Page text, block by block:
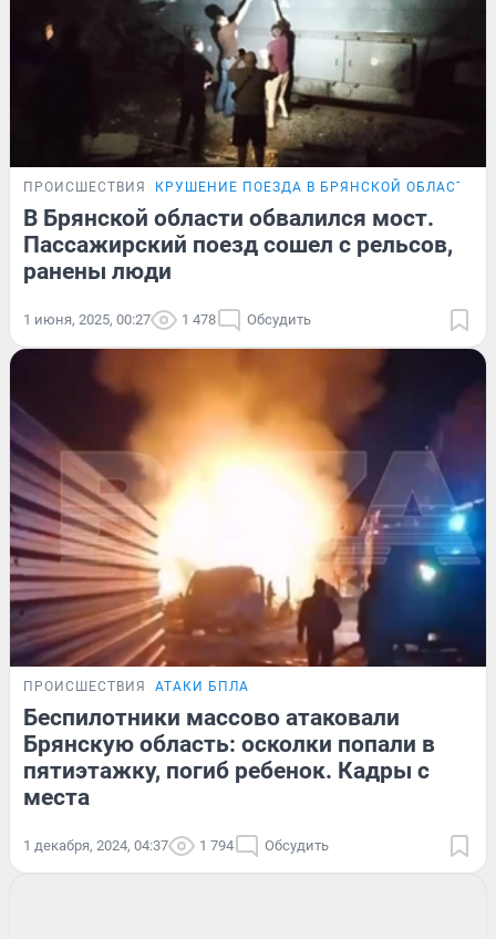
ПРОИСШЕСТВИЯ КРУШЕНИЕ ПОЕЗДА В БРЯНСКОЙ ОБЛАСТИ
В Брянской области обвалился мост.
Пассажирский поезд сошел с рельсов,
ранены люди
1 июня, 2025, 00:27 1 478 Обсудить
ПРОИСШЕСТВИЯ АТАКИ БПЛА
Беспилотники массово атаковали
Брянскую область: осколки попали в
пятиэтажку, погиб ребенок. Кадры с
места
1 декабря, 2024, 04:37 1 794 Обсудить